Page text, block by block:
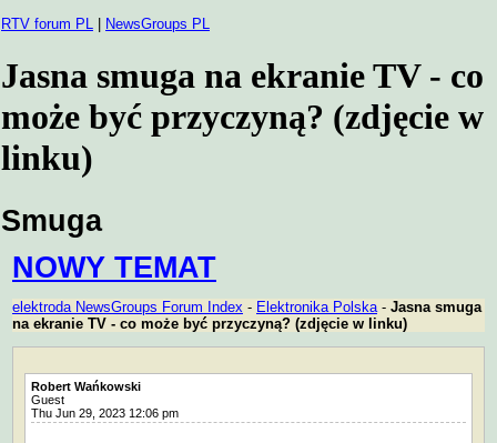
RTV forum PL NewsGroups PL
Jasna smuga na ekranie TV - co
może być przyczyną? (zdjęcie w
linku)
Smuga
NOWY TEMAT
elektroda NewsGroups Forum Index - Elektronika Polska- Jasna smuga
na ekranie TV - co może być przyczyną? (zdjęcie w linku)
Robert Wańkowski
Guest
Thu Jun 29, 2023 12:06 pm